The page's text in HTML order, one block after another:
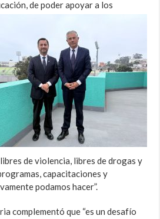
de poder apoyar a los
de violencia, libres de drogas y
capacitaciones y
podamos hacer”.
complementó que “es un desafío